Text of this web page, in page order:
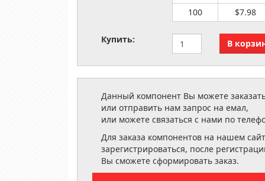
100
$7.98
Купить:
Данный компонент Вы можете
или отправить нам запрос на емал,
или можете связаться с нами по
Для заказа компонентов на нашем
зарегистрироваться, после
Вы сможете сформировать заказ.